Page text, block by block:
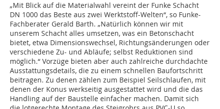
„Mit Blick auf die Materialwahl vereint der Funke Schacht
DN 1000 das Beste aus zwei Werktstoff-Welten“, so Funke-
Fachberater Gerald Barth. „Natürlich können wir mit
unserem Schacht alles umsetzen, was ein Betonschacht
bietet, etwa Dimensionswechsel, Richtungsänderungen oder
verschiedene Zu- und Abläufe; selbst Reduktionen sind
möglich.“ Vorzüge bieten aber auch zahlreiche durchdachte
Ausstattungsdetails, die zu einem schnellen Baufortschritt
beitragen. Zu denen zählen zum Beispiel Seilschlaufen, mit
denen der Konus werkseitig ausgestattet wird und die das
Handling auf der Baustelle einfacher machen. Damit sich